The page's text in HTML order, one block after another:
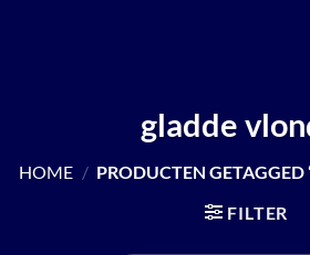
gladde
HOME / PRODUCTEN GETAGGED
FILTER